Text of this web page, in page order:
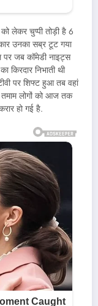
लेकर चुप्पी तोड़ी है 6
उनका सब्र टूट गया
पर जब कॉमेडी नाइट्स
निभाती थी
पर शिफ्ट हुआ तब वहां
लोगों को आज तक
हो गई है.